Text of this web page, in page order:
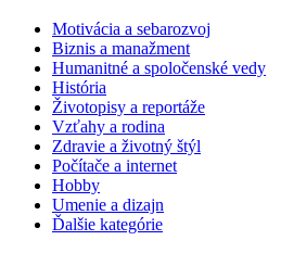
Motivácia a sebarozvoj
Biznis a manažment
Humanitné a spoločenské vedy
História
Životopisy a reportáže
Vzťahy a rodina
Zdravie a životný štýl
Počítače a internet
Hobby
Umenie a dizajn
Ďalšie kategórie